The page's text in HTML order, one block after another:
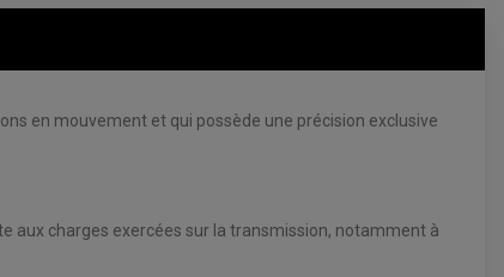
en mouvement et qui possède une précision exclusive
aux charges exercées sur la transmission, notamment à